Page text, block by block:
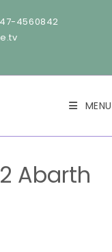
4560842
MENU
Abarth